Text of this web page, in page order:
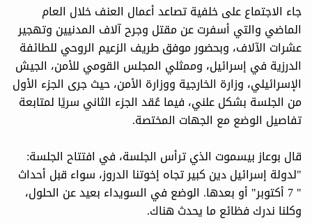
جاء الاجتماع على خلفية تصاعد أعمال العنف خلال العام
الماضي والتي أسفرت عن مقتل وجرح آلاف المدنيين وتهجير
عشرات الآلاف، وبحضور موفق طريف الزعيم الروحي للطائفة
الدرزية في إسرائيل، وممثلي المجلس القومي للأمن، الجيش
الإسرائيلي، وزارة الخارجية ووزارة الأمن، حيث جرى الجزء الأول
من الجلسة بشكل علني، فيما عُقد الجزء الثاني سريًا لمتابعة
تفاصيل الوضع مع الجهات المختصة.
قال بوعاز بيسموت الذي ترأس الجلسة، في افتتاح الجلسة:
"لدولة إسرائيل دين كبير تجاه إخوتنا الدروز، سواء قبل أحداث
" 7 أكتوبر" أو بعدها. الوضع في السويداء بعيد عن الحلول،
وكلنا ندرك فظائع ما يحدث هناك.